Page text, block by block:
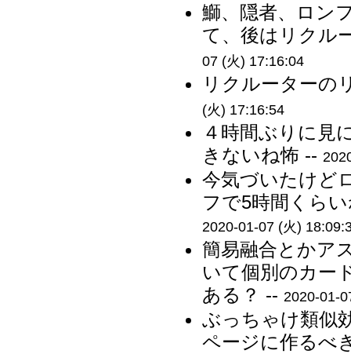
鰤、隠者、ロン
て、後はリクル
07 (火) 17:16:04
リクルーターの
(火) 17:16:54
４時間ぶりに見
きないね怖 --
今気づいたけど
フで5時間くら
2020-01-07 (火)
簡易融合とかア
いて個別のカー
ある？ -- 2020-01-
ぶっちゃけ類似
ページに作るべ